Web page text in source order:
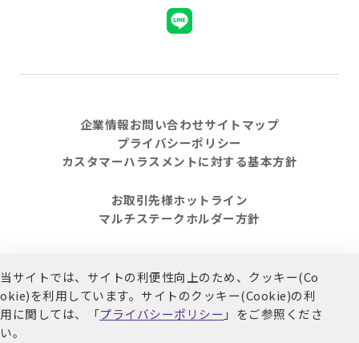
当サイトでは、サイトの利便性向上のため、クッキー(Co
okie)を利用しています。 サイトのクッキー(Cookie)の利
用に関しては、「プライバシーポリシー 」をご参照くださ
い。
企業情報お問い合わせサイトマップ
プライバシーポリシー
カスタマーハラスメントに対する基本方針
お取引先様ホットライン
マルチステークホルダー方針
© 2021 Welpark. All Rights Reserved.